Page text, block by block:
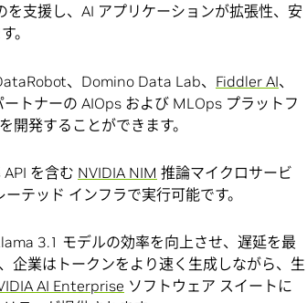
支援し、AI アプリケーションが拡張性、安
。
、Domino Data Lab、 Fiddler AI、
トナーの AIOps および MLOps プラットフ
開発することができます。
を含む NVIDIA NIM 推論マイクロサービ
テッド インフラで実行可能です。
3.1 モデルの効率を向上させ、遅延を最
企業はトークンをより速く生成しながら、生
AI Enterprise ソフトウェア スイートに